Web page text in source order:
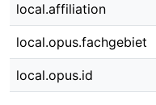
local.affiliation
local.opus.fachgebiet
local.opus.id